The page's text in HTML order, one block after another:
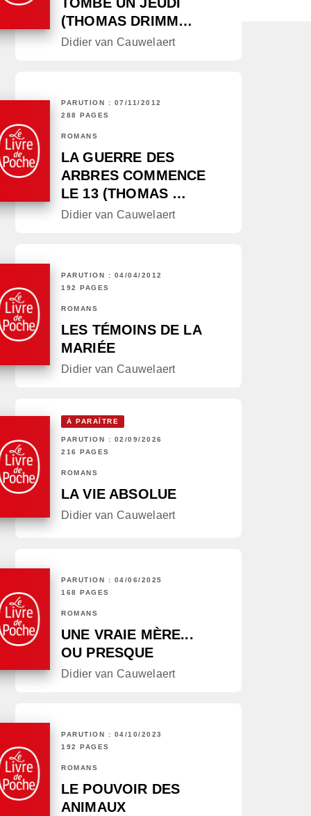
(THOMAS DRIMM…
Didier van Cauwelaert
PARUTION : 07/11/2012
288 PAGES
ROMANS
LA GUERRE DES
ARBRES COMMENCE
LE 13 (THOMAS …
Didier van Cauwelaert
PARUTION : 04/04/2012
192 PAGES
ROMANS
LES TÉMOINS DE LA
MARIÉE
Didier van Cauwelaert
À PARAÎTRE
PARUTION : 02/09/2026
216 PAGES
ROMANS
LA VIE ABSOLUE
Didier van Cauwelaert
PARUTION : 04/06/2025
168 PAGES
ROMANS
UNE VRAIE MÈRE...
OU PRESQUE
Didier van Cauwelaert
PARUTION : 04/10/2023
192 PAGES
ROMANS
LE POUVOIR DES
ANIMAUX